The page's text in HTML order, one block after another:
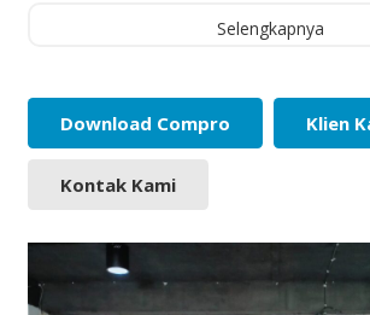
Selengkapnya
Download Compro Klien
Kontak Kami